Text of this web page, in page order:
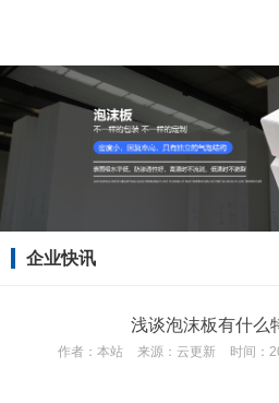
企业快讯
浅谈泡沫板有什么
作者： 本站 来源： 云更新 时间：